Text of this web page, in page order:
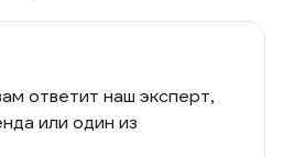
ответит наш эксперт,
или один из